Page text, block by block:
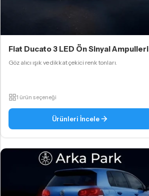
Fiat Ducato 3 LED Ön Sinyal Ampulleri
Göz alıcı ışık ve dikkat çekici renk tonları.
1 ürün seçeneği
Ürünleri İncele